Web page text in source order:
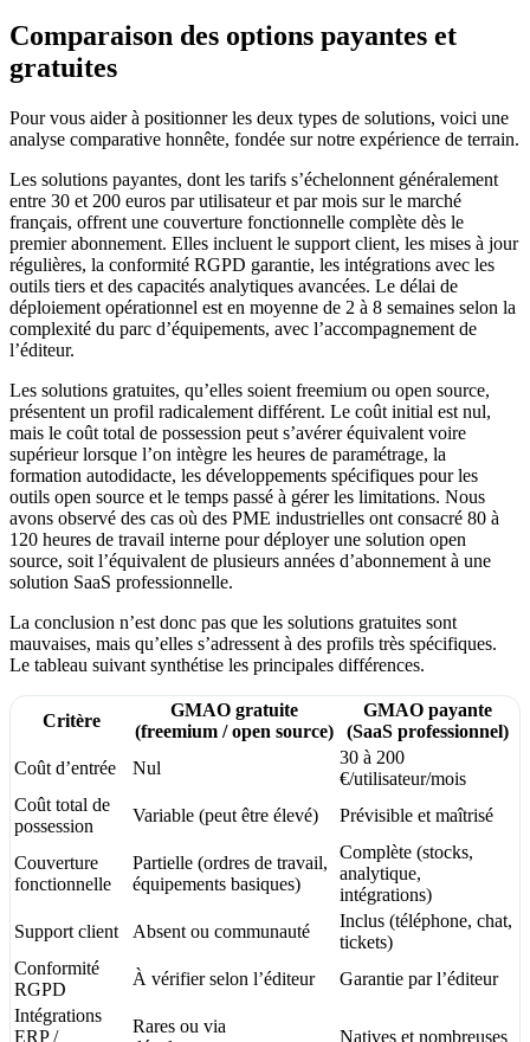
Comparaison des options payantes et
gratuites
Pour vous aider à positionner les deux types de solutions, voici une
analyse comparative honnête, fondée sur notre expérience de terrain.
Les solutions payantes, dont les tarifs s’échelonnent généralement
entre 30 et 200 euros par utilisateur et par mois sur le marché
français, offrent une couverture fonctionnelle complète dès le
premier abonnement. Elles incluent le support client, les mises à jour
régulières, la conformité RGPD garantie, les intégrations avec les
outils tiers et des capacités analytiques avancées. Le délai de
déploiement opérationnel est en moyenne de 2 à 8 semaines selon la
complexité du parc d’équipements, avec l’accompagnement de
l’éditeur.
Les solutions gratuites, qu’elles soient freemium ou open source,
présentent un profil radicalement différent. Le coût initial est nul,
mais le coût total de possession peut s’avérer équivalent voire
supérieur lorsque l’on intègre les heures de paramétrage, la
formation autodidacte, les développements spécifiques pour les
outils open source et le temps passé à gérer les limitations. Nous
avons observé des cas où des PME industrielles ont consacré 80 à
120 heures de travail interne pour déployer une solution open
source, soit l’équivalent de plusieurs années d’abonnement à une
solution SaaS professionnelle.
La conclusion n’est donc pas que les solutions gratuites sont
mauvaises, mais qu’elles s’adressent à des profils très spécifiques.
Le tableau suivant synthétise les principales différences.
Critère
GMAO gratuite
(freemium / open source)
GMAO payante
(SaaS professionnel)
Coût d’entrée
Nul
30 à 200
€/utilisateur/mois
Coût total de
possession
Variable (peut être élevé) Prévisible et maîtrisé
Couverture
fonctionnelle
Partielle (ordres de travail,
équipements basiques)
Complète (stocks,
analytique,
intégrations)
Support client
Absent ou communauté
Inclus (téléphone, chat,
tickets)
Conformité
RGPD
À vérifier selon l’éditeur
Garantie par l’éditeur
Intégrations
ERP /
Rares ou via
Natives et nombreuses